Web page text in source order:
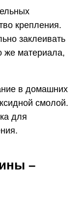
крепления.
заклеивать
же материала,
в домашних
смолой.
для
–